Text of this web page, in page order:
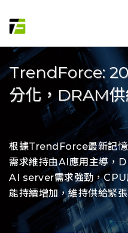
TrendForce:
90%催化，
年增上看31%
根據TrendForce最新AI
建設需求高漲，估計2026
(CSP)總資本支出將年增
Tier-2資料中心業者對
server方案的採購意願
一代ASIC平台於2026下
TrendForce:
分化，DRAM
NAND Flash
根據TrendForce最新記
需求維持由AI應用主導，
AI server需求強勁，
能持續增加，維持供給緊
Flash在新產能集中釋放
下，2027下半年供給將趨